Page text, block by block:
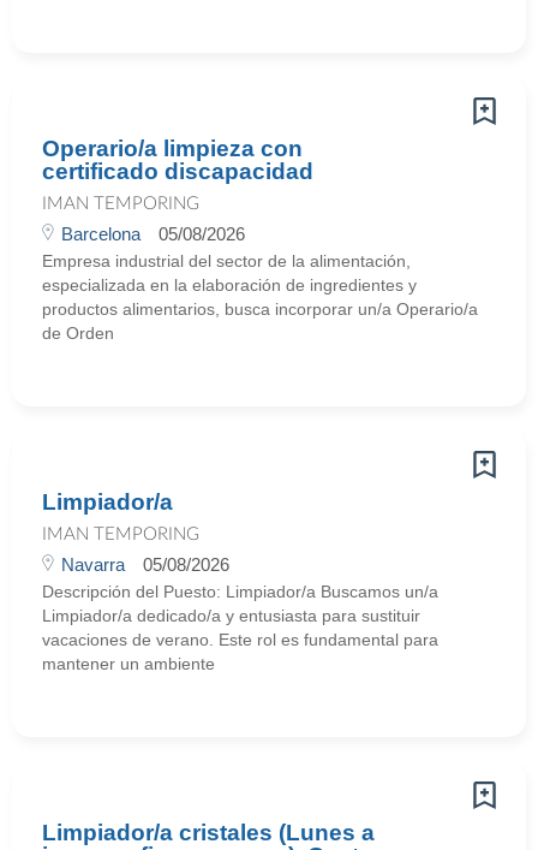
Operario/a limpieza con
certificado discapacidad
IMAN TEMPORING
Barcelona 05/08/2026
Empresa industrial del sector de la alimentación,
especializada en la elaboración de ingredientes y
productos alimentarios, busca incorporar un/a Operario/a
de Orden
Limpiador/a
IMAN TEMPORING
Navarra 05/08/2026
Descripción del Puesto: Limpiador/a Buscamos un/a
Limpiador/a dedicado/a y entusiasta para sustituir
vacaciones de verano. Este rol es fundamental para
mantener un ambiente
Limpiador/a cristales (Lunes a